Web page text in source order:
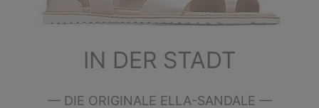
IN DER STADT
— DIE ORIGINALE ELLA-SANDALE —